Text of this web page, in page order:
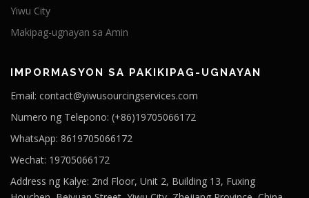
Yiwu City
Makipag-ugnayan sa Amin
IMPORMASYON SA PAKIKIPAG-UGNAYAN
Email: contact@yiwusourcingservices.com
Numero ng Telepono: (+86)19705066172
WhatsApp: 8619705066172
Wechat: 19705066172
Address ng Kalye: 2nd Floor, Unit 2, Building 13, Fuxing